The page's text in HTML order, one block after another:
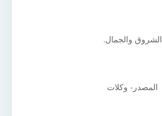
الشروق والجمال.
المصدر- وكلات